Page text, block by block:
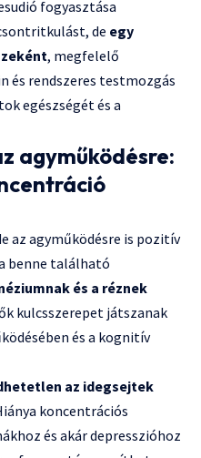
fogyasztása
de egy
, megfelelő
és rendszeres testmozgás
egészségét és a
agyműködésre:
az agyműködésre is pozitív
benne található
és a réznek
kulcsszerepet játszanak
és a kognitív
az idegsejtek
koncentrációs
és akár depresszióhoz